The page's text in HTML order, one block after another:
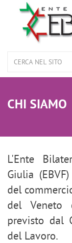
CHI SIAMO
L'Ente
Giulia
del
del Veneto
previsto dal
del Lavoro.